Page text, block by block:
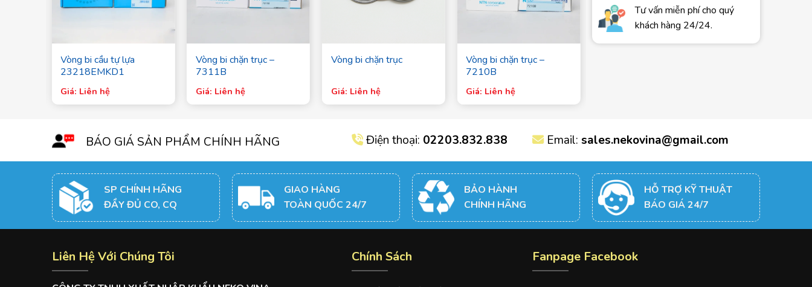
Tư vấn miễn phí cho quý
khách hàng 24/24.
Vòng bi cầu tự lựa
23218EMKD1
Giá: Liên hệ
Vòng bi chặn trục –
7311B
Giá: Liên hệ
Vòng bi chặn trục
Giá: Liên hệ
Vòng bi chặn trục –
7210B
Giá: Liên hệ
BÁO GIÁ SẢN PHẨM CHÍNH HÃNG Điện thoại: 02203.832.838 Email: sales.nekovina@gmail.com
SP CHÍNH HÃNG
ĐẦY ĐỦ CO, CQ
GIAO HÀNG
TOÀN QUỐC 24/7
BẢO HÀNH
CHÍNH HÃNG
HỖ TRỢ KỸ THUẬT
BÁO GIÁ 24/7
Liên Hệ Với Chúng Tôi Chính Sách Fanpage Facebook